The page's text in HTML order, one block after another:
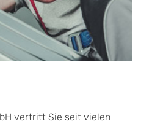
vertritt Sie seit vielen